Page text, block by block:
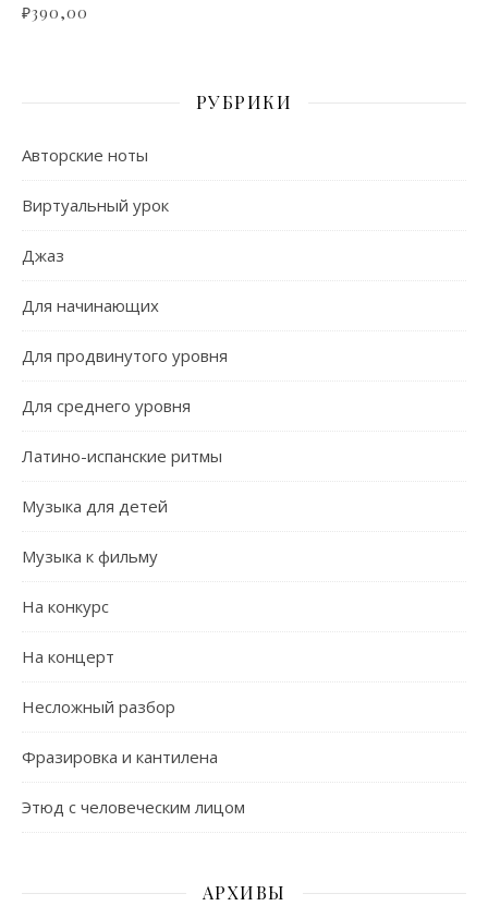
₽390,00
РУБРИКИ
Авторские ноты
Виртуальный урок
Джаз
Для начинающих
Для продвинутого уровня
Для среднего уровня
Латино-испанские ритмы
Музыка для детей
Музыка к фильму
На конкурс
На концерт
Несложный разбор
Фразировка и кантилена
Этюд с человеческим лицом
АРХИВЫ